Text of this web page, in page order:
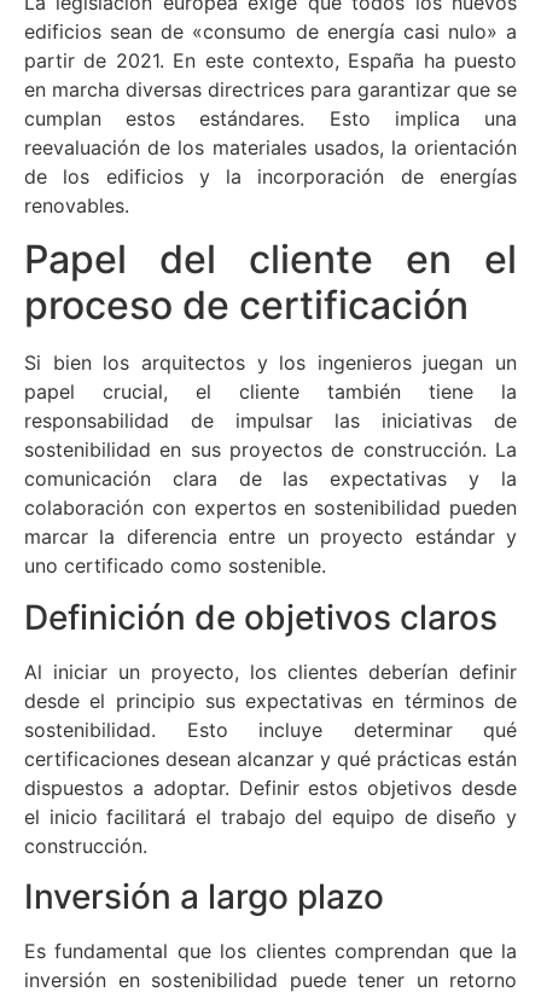
edificios sean de «consumo de energía casi nulo» a
partir de 2021. En este contexto, España ha puesto
en marcha diversas directrices para garantizar que se
cumplan estos estándares. Esto implica una
reevaluación de los materiales usados, la orientación
de los edificios y la incorporación de energías
renovables.
Papel del cliente en el
proceso de certificación
Si bien los arquitectos y los ingenieros juegan un
papel crucial, el cliente también tiene la
responsabilidad de impulsar las iniciativas de
sostenibilidad en sus proyectos de construcción. La
comunicación clara de las expectativas y la
colaboración con expertos en sostenibilidad pueden
marcar la diferencia entre un proyecto estándar y
uno certificado como sostenible.
Definición de objetivos claros
Al iniciar un proyecto, los clientes deberían definir
desde el principio sus expectativas en términos de
sostenibilidad. Esto incluye determinar qué
certificaciones desean alcanzar y qué prácticas están
dispuestos a adoptar. Definir estos objetivos desde
el inicio facilitará el trabajo del equipo de diseño y
construcción.
Inversión a largo plazo
Es fundamental que los clientes comprendan que la
inversión en sostenibilidad puede tener un retorno